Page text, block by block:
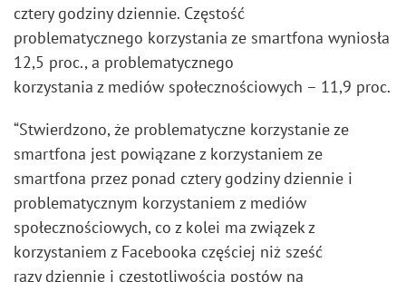
cztery godziny dziennie. Częstość
problematycznego korzystania ze smartfona wyniosła
12,5 proc., a problematycznego
korzystania z mediów społecznościowych – 11,9 proc.
“Stwierdzono, że problematyczne korzystanie ze
smartfona jest powiązane z korzystaniem ze
smartfona przez ponad cztery godziny dziennie i
problematycznym korzystaniem z mediów
społecznościowych, co z kolei ma związek z
korzystaniem z Facebooka częściej niż sześć
razy dziennie i częstotliwością postów na